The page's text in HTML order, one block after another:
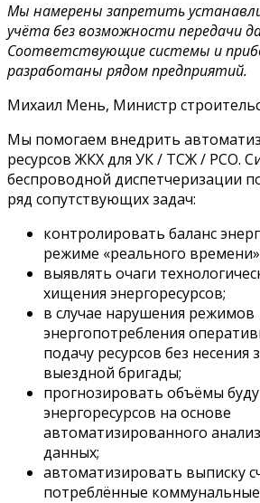
Мы намерены запретить
учёта без возможности передачи
Соответствующие системы и
разработаны рядом предприятий.
Михаил Мень, Министр
Мы помогаем внедрить
ресурсов ЖКХ для УК / ТСЖ / РСО.
беспроводной диспетчеризации
ряд сопутствующих задач:
контролировать баланс
режиме «реального
выявлять очаги
хищения энергоресурсов;
в случае нарушения режимов
энергопотребления
подачу ресурсов без несения
выездной бригады;
прогнозировать объёмы
энергоресурсов на основе
автоматизированного
данных;
автоматизировать выписку
потреблённые коммунальные